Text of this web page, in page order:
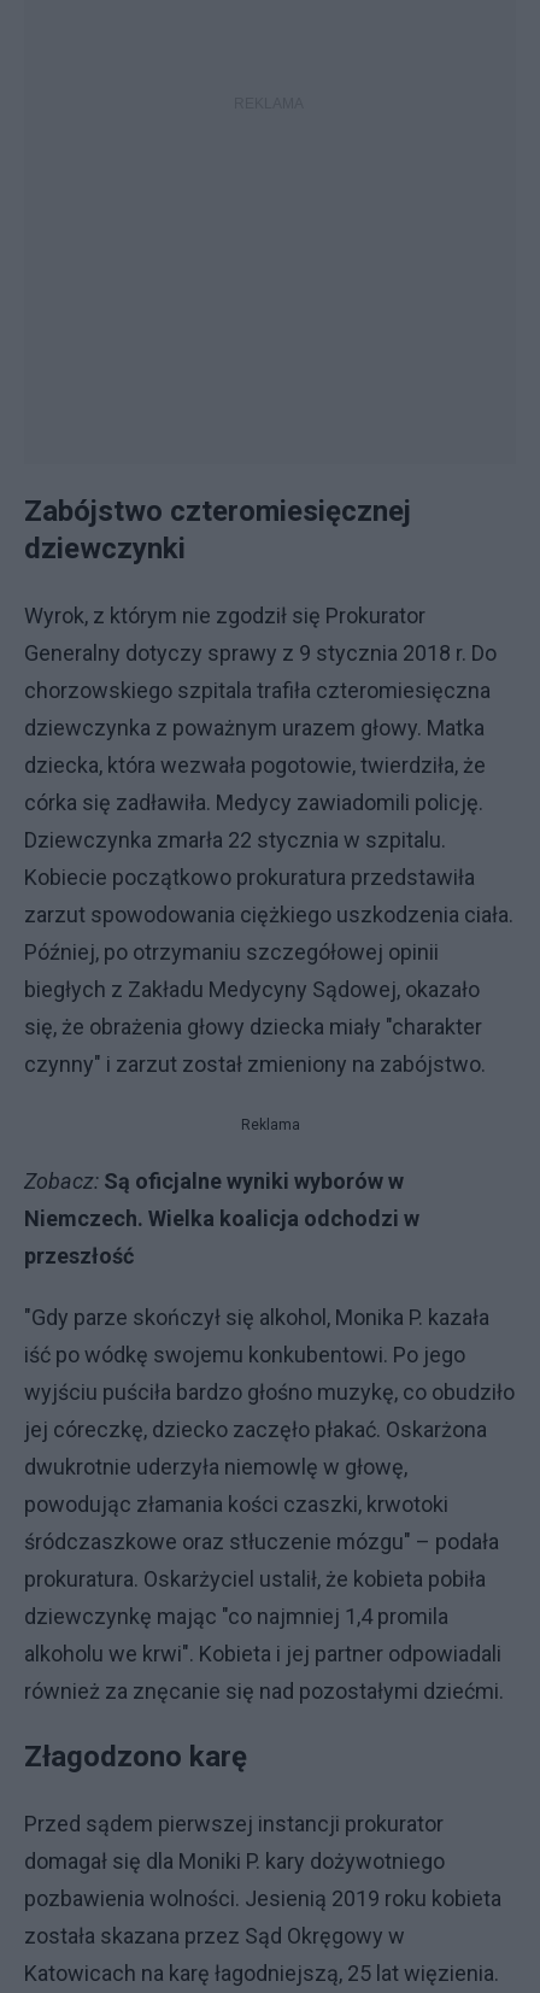
Zabójstwo czteromiesięcznej
dziewczynki
Wyrok, z którym nie zgodził się Prokurator
Generalny dotyczy sprawy z 9 stycznia 2018 r. Do
chorzowskiego szpitala trafiła czteromiesięczna
dziewczynka z poważnym urazem głowy. Matka
dziecka, która wezwała pogotowie, twierdziła, że
córka się zadławiła. Medycy zawiadomili policję.
Dziewczynka zmarła 22 stycznia w szpitalu.
Kobiecie początkowo prokuratura przedstawiła
zarzut spowodowania ciężkiego uszkodzenia ciała.
Później, po otrzymaniu szczegółowej opinii
biegłych z Zakładu Medycyny Sądowej, okazało
się, że obrażenia głowy dziecka miały "charakter
czynny" i zarzut został zmieniony na zabójstwo.
Reklama
Zobacz: Są oficjalne wyniki wyborów w
Niemczech. Wielka koalicja odchodzi w
przeszłość
"Gdy parze skończył się alkohol, Monika P. kazała
iść po wódkę swojemu konkubentowi. Po jego
wyjściu puściła bardzo głośno muzykę, co obudziło
jej córeczkę, dziecko zaczęło płakać. Oskarżona
dwukrotnie uderzyła niemowlę w głowę,
powodując złamania kości czaszki, krwotoki
śródczaszkowe oraz stłuczenie mózgu" – podała
prokuratura. Oskarżyciel ustalił, że kobieta pobiła
dziewczynkę mając "co najmniej 1,4 promila
alkoholu we krwi". Kobieta i jej partner odpowiadali
również za znęcanie się nad pozostałymi dziećmi.
Złagodzono karę
Przed sądem pierwszej instancji prokurator
domagał się dla Moniki P. kary dożywotniego
pozbawienia wolności. Jesienią 2019 roku kobieta
została skazana przez Sąd Okręgowy w
Katowicach na karę łagodniejszą, 25 lat więzienia.